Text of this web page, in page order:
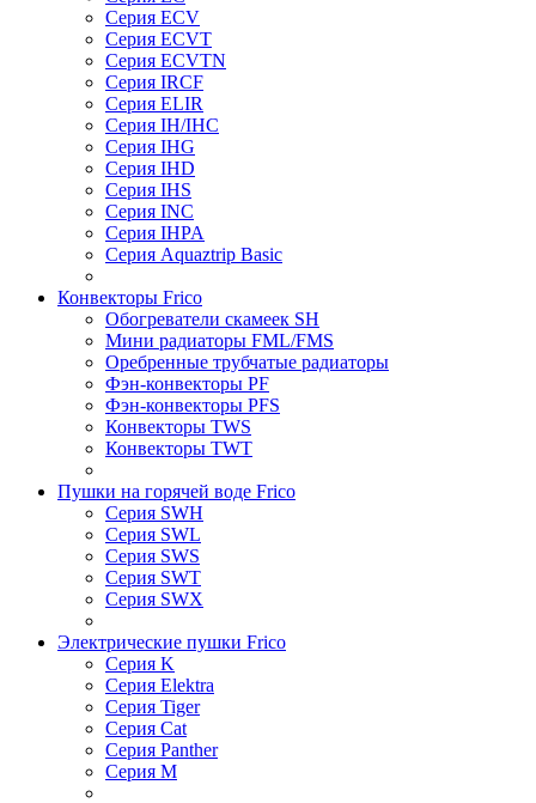
Серия ECV
Серия ECVT
Серия ECVTN
Серия IRCF
Серия ELIR
Серия IH/IHC
Серия IHG
Серия IHD
Серия IHS
Серия INC
Серия IHPA
Серия Aquaztrip Basic
Конвекторы Frico
Обогреватели скамеек SH
Мини радиаторы FML/FMS
Оребренные трубчатые радиаторы
Фэн-конвекторы PF
Фэн-конвекторы PFS
Конвекторы TWS
Конвекторы TWT
Пушки на горячей воде Frico
Серия SWH
Серия SWL
Серия SWS
Серия SWT
Серия SWX
Электрические пушки Frico
Серия K
Серия Elektra
Серия Tiger
Серия Cat
Серия Panther
Серия M